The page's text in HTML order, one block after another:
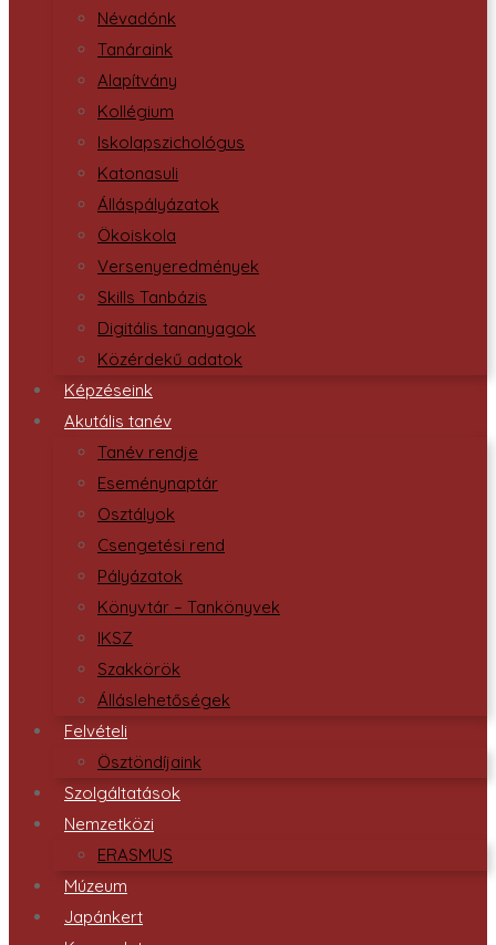
Névadónk
Tanáraink
Alapítvány
Kollégium
Iskolapszichológus
Katonasuli
Álláspályázatok
Ökoiskola
Versenyeredmények
Skills Tanbázis
Digitális tananyagok
Közérdekű adatok
Képzéseink
Akutális tanév
Tanév rendje
Eseménynaptár
Osztályok
Csengetési rend
Pályázatok
Könyvtár – Tankönyvek
IKSZ
Szakkörök
Álláslehetőségek
Felvételi
Ösztöndíjaink
Szolgáltatások
Nemzetközi
ERASMUS
Múzeum
Japánkert